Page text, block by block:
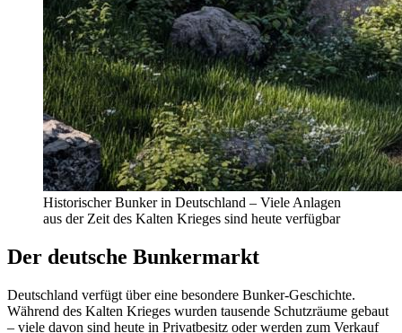
Historischer Bunker in Deutschland – Viele Anlagen
aus der Zeit des Kalten Krieges sind heute verfügbar
Der deutsche Bunkermarkt
Deutschland verfügt über eine besondere Bunker-Geschichte.
Während des Kalten Krieges wurden tausende Schutzräume gebaut
– viele davon sind heute in Privatbesitz oder werden zum Verkauf